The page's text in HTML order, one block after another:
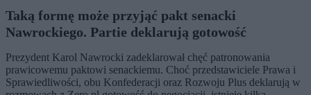
Taką formę może przyjąć pakt senacki
Nawrockiego. Partie deklarują gotowość
Prezydent Karol Nawrocki zadeklarował chęć patronowania
prawicowemu paktowi senackiemu. Choć przedstawiciele Prawa i
Sprawiedliwości, obu Konfederacji oraz Rozwoju Plus deklarują w